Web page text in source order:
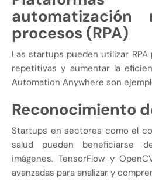
automatización
procesos (RPA)
Las startups pueden utilizar
repetitivas y aumentar la
Automation Anywhere son
Reconocimiento
Startups en sectores como el
salud pueden beneficiarse
imágenes. TensorFlow y
avanzadas para analizar y